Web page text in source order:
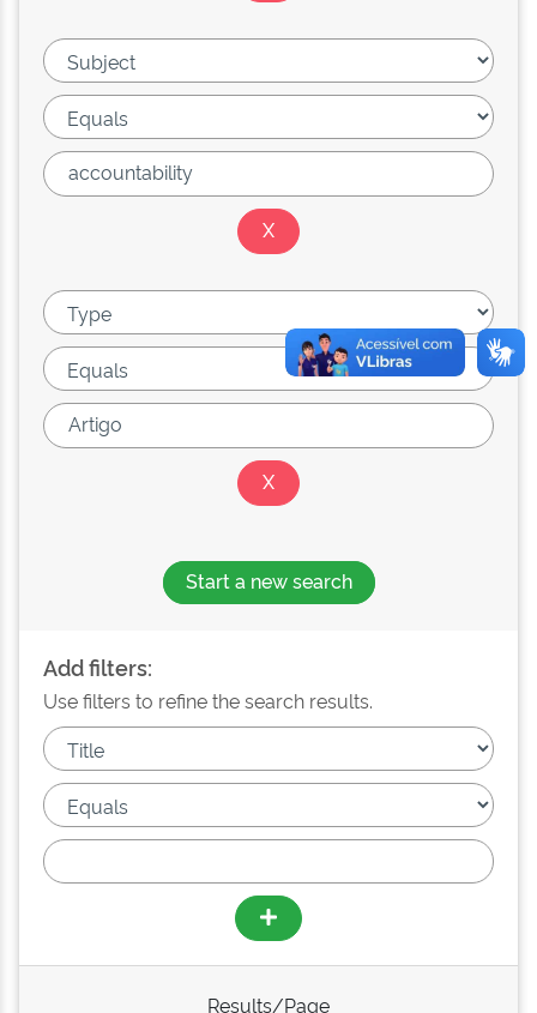
Start a new search
Add filters:
Use filters to refine the search results.
Results/Page